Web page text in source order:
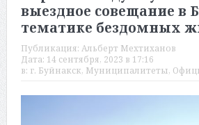
выездное совещание в
тематике бездомных
Публикация: Альберт Мехтиханов
Дата: 14 сентября, 2023 в 17:16
в: г. Буйнакск, Муниципалитеты,